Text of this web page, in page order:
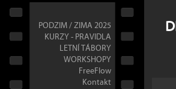
PODZIM / ZIMA 2025
KURZY - PRAVIDLA
LETNÍ TÁBORY
WORKSHOPY
FreeFlow
Kontakt